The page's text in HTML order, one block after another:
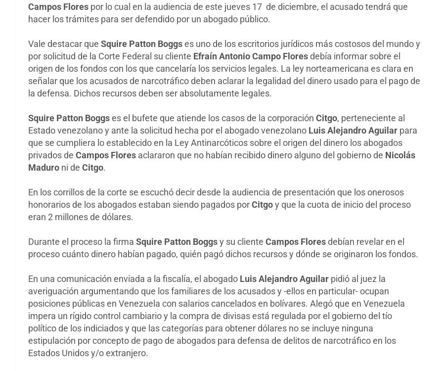
Campos Flores por lo cual en la audiencia de este jueves 17 de diciembre, el acusado tendrá que
hacer los trámites para ser defendido por un abogado público.
Vale destacar que Squire Patton Boggses uno de los escritorios jurídicos más costosos del mundo y
por solicitud de la Corte Federal su cliente Efraín Antonio Campo Floresdebía informar sobre el
origen de los fondos con los que cancelaría los servicios legales. La ley norteamericana es clara en
señalar que los acusados de narcotráfico deben aclarar la legalidad del dinero usado para el pago de
la defensa. Dichos recursos deben ser absolutamente legales.
Squire Patton Boggses el bufete que atiende los casos de la corporación Citgo, perteneciente al
Estado venezolano y ante la solicitud hecha por el abogado venezolano Luis Alejandro Aguilar para
que se cumpliera lo establecido en la Ley Antinarcóticos sobre el origen del dinero los abogados
privados de Campos Flores aclararon que no habían recibido dinero alguno del gobierno de Nicolás
Maduro ni de Citgo.
En los corrillos de la corte se escuchó decir desde la audiencia de presentación que los onerosos
honorarios de los abogados estaban siendo pagados porCitgoy que la cuota de inicio del proceso
eran 2 millones de dólares.
Durante el proceso la firma Squire Patton Boggsy su cliente Campos Floresdebían revelar en el
proceso cuánto dinero habían pagado, quién pagó dichos recursos y dónde se originaron los fondos.
En una comunicación enviada a la fiscalía, el abogado Luis Alejandro Aguilar pidió al juez la
averiguación argumentando que los familiares de los acusados y -ellos en particular- ocupan
posiciones públicas en Venezuela con salarios cancelados en bolívares. Alegó que en Venezuela
impera un rígido control cambiario y la compra de divisas está regulada por el gobierno del tío
político de los indiciados y que las categorías para obtener dólares no se incluye ninguna
estipulación por concepto de pago de abogados para defensa de delitos de narcotráfico en los
Estados Unidos y/o extranjero.